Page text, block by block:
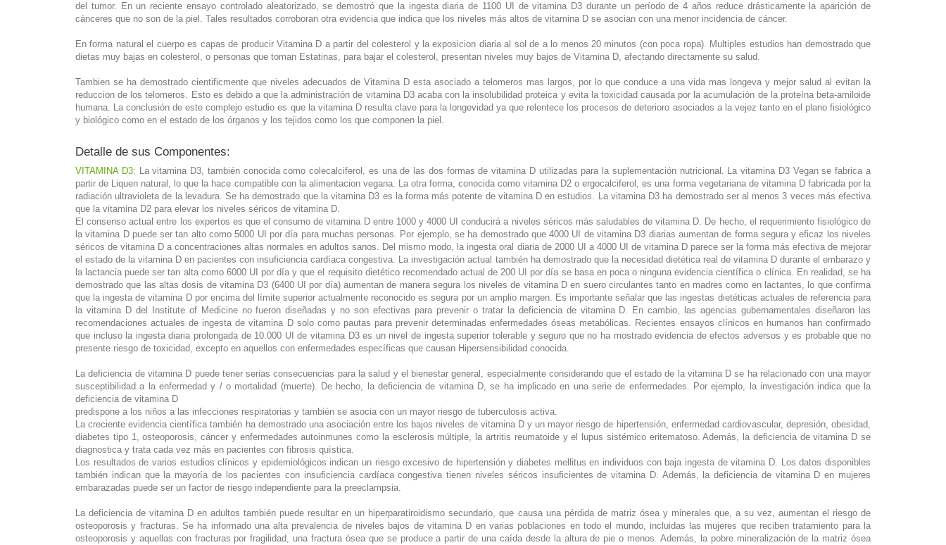
del tumor. En un reciente ensayo controlado aleatorizado, se demostró que la ingesta diaria de 1100 UI de vitamina D3 durante un período de 4 años reduce drásticamente la aparición de
cánceres que no son de la piel. Tales resultados corroboran otra evidencia que indica que los niveles más altos de vitamina D se asocian con una menor incidencia de cáncer.
En forma natural el cuerpo es capas de producir Vitamina D a partir del colesterol y la exposicion diaria al sol de a lo menos 20 minutos (con poca ropa). Multiples estudios han demostrado que
dietas muy bajas en colesterol, o personas que toman Estatinas, para bajar el colesterol, presentan niveles muy bajos de Vitamina D, afectando directamente su salud.
Tambien se ha demostrado cientificmente que niveles adecuados de Vitamina D esta asociado a telomeros mas largos, por lo que conduce a una vida mas longeva y mejor salud al evitan la
reduccion de los telomeros. Esto es debido a que la administración de vitamina D3 acaba con la insolubilidad proteica y evita la toxicidad causada por la acumulación de la proteína beta-amiloide
humana. La conclusión de este complejo estudio es que la vitamina D resulta clave para la longevidad ya que relentece los procesos de deterioro asociados a la vejez tanto en el plano fisiológico
y biológico como en el estado de los órganos y los tejidos como los que componen la piel.
Detalle de sus Componentes:
VITAMINA D3: La vitamina D3, también conocida como colecalciferol, es una de las dos formas de vitamina D utilizadas para la suplementación nutricional. La vitamina D3 Vegan se fabrica a
partir de Liquen natural, lo que la hace compatible con la alimentacion vegana. La otra forma, conocida como vitamina D2 o ergocalciferol, es una forma vegetariana de vitamina D fabricada por la
radiación ultravioleta de la levadura. Se ha demostrado que la vitamina D3 es la forma más potente de vitamina D en estudios. La vitamina D3 ha demostrado ser al menos 3 veces más efectiva
que la vitamina D2 para elevar los niveles séricos de vitamina D.
El consenso actual entre los expertos es que el consumo de vitamina D entre 1000 y 4000 UI conducirá a niveles séricos más saludables de vitamina D. De hecho, el requerimiento fisiológico de
la vitamina D puede ser tan alto como 5000 UI por día para muchas personas. Por ejemplo, se ha demostrado que 4000 UI de vitamina D3 diarias aumentan de forma segura y eficaz los niveles
séricos de vitamina D a concentraciones altas normales en adultos sanos. Del mismo modo, la ingesta oral diaria de 2000 UI a 4000 UI de vitamina D parece ser la forma más efectiva de mejorar
el estado de la vitamina D en pacientes con insuficiencia cardíaca congestiva. La investigación actual también ha demostrado que la necesidad dietética real de vitamina D durante el embarazo y
la lactancia puede ser tan alta como 6000 UI por día y que el requisito dietético recomendado actual de 200 UI por día se basa en poca o ninguna evidencia científica o clínica. En realidad, se ha
demostrado que las altas dosis de vitamina D3 (6400 UI por día) aumentan de manera segura los niveles de vitamina D en suero circulantes tanto en madres como en lactantes, lo que confirma
que la ingesta de vitamina D por encima del límite superior actualmente reconocido es segura por un amplio margen. Es importante señalar que las ingestas dietéticas actuales de referencia para
la vitamina D del Institute of Medicine no fueron diseñadas y no son efectivas para prevenir o tratar la deficiencia de vitamina D. En cambio, las agencias gubernamentales diseñaron las
recomendaciones actuales de ingesta de vitamina D solo como pautas para prevenir determinadas enfermedades óseas metabólicas. Recientes ensayos clínicos en humanos han confirmado
que incluso la ingesta diaria prolongada de 10.000 UI de vitamina D3 es un nivel de ingesta superior tolerable y seguro que no ha mostrado evidencia de efectos adversos y es probable que no
presente riesgo de toxicidad, excepto en aquellos con enfermedades específicas que causan Hipersensibilidad conocida.
La deficiencia de vitamina D puede tener serias consecuencias para la salud y el bienestar general, especialmente considerando que el estado de la vitamina D se ha relacionado con una mayor
susceptibilidad a la enfermedad y / o mortalidad (muerte). De hecho, la deficiencia de vitamina D, se ha implicado en una serie de enfermedades. Por ejemplo, la investigación indica que la
deficiencia de vitamina D
predispone a los niños a las infecciones respiratorias y también se asocia con un mayor riesgo de tuberculosis activa.
La creciente evidencia científica también ha demostrado una asociación entre los bajos niveles de vitamina D y un mayor riesgo de hipertensión, enfermedad cardiovascular, depresión, obesidad,
diabetes tipo 1, osteoporosis, cáncer y enfermedades autoinmunes como la esclerosis múltiple, la artritis reumatoide y el lupus sistémico eritematoso. Además, la deficiencia de vitamina D se
diagnostica y trata cada vez más en pacientes con fibrosis quística.
Los resultados de varios estudios clínicos y epidemiológicos indican un riesgo excesivo de hipertensión y diabetes mellitus en individuos con baja ingesta de vitamina D. Los datos disponibles
también indican que la mayoría de los pacientes con insuficiencia cardíaca congestiva tienen niveles séricos insuficientes de vitamina D. Además, la deficiencia de vitamina D en mujeres
embarazadas puede ser un factor de riesgo independiente para la preeclampsia.
La deficiencia de vitamina D en adultos también puede resultar en un hiperparatiroidismo secundario, que causa una pérdida de matriz ósea y minerales que, a su vez, aumentan el riesgo de
osteoporosis y fracturas. Se ha informado una alta prevalencia de niveles bajos de vitamina D en varias poblaciones en todo el mundo, incluidas las mujeres que reciben tratamiento para la
osteoporosis y aquellas con fracturas por fragilidad, una fractura ósea que se produce a partir de una caída desde la altura de pie o menos. Además, la pobre mineralización de la matriz ósea